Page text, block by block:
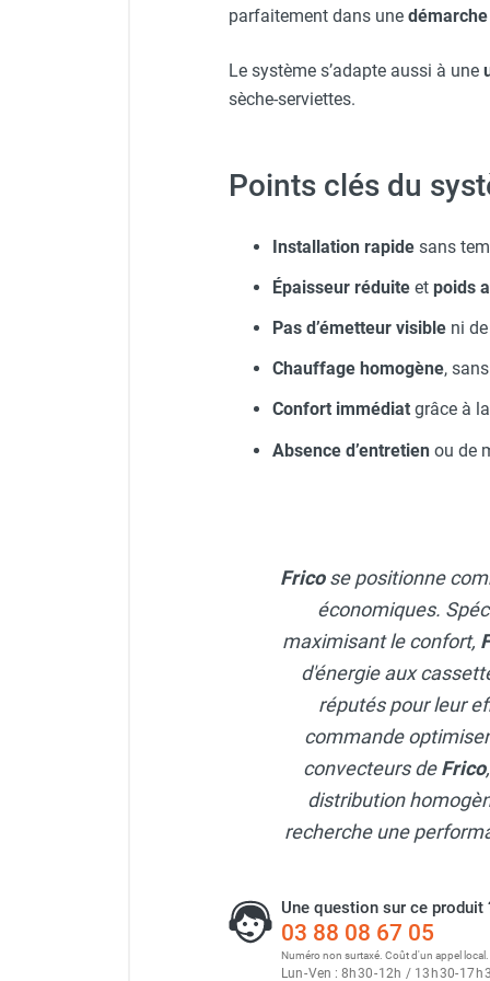
Chauffage FARM au gaz
Chauffage d'atelier granulés / bois /
Aérotherme électrique
Aérotherme à eau chaude ou froide
Aérotherme pompe à chaleur
Chauffage mobile électrique, fioul et
Chauffage électrique soufflant
Chauffage haute température pour
Chauffage mobile au fioul et GNR
Chauffage fioul soufflant avec
cheminée et réservoir intégré
Chauffage fioul soufflant avec
cheminée à raccorder sur citerne
Chauffage fioul soufflant sans
cheminée à combustion directe
Chauffage mobile au gaz propane /
Chauffage mobile au gaz à
combustion indirecte
Chauffage mobile au gaz rayonnant
parfaitement dans une démarche
Le système s’adapte aussi à une
sèche-serviettes.
Points clés du
Installation rapide sans
Épaisseur réduite et poids
Pas d’émetteur visible ni
Chauffage homogène,
Confort immédiat grâce à
Absence d’entretien ou de
Fricose positionne
économiques.
maximisant le confort,
d'énergie aux
réputés pour leur
commande
convecteurs deFrico
distribution
recherche une
Une question sur ce produit
03 88 08 67 05
Numéro non surtaxé. Coût d'un appel local.
Lun-Ven : 8h30-12h / 13h30-17h